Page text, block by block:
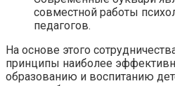
совместной работы
педагогов.
На основе этого
принципы наиболее
образованию и воспитанию